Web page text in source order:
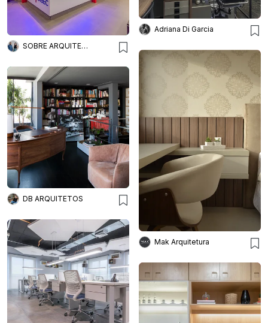
Adriana Di Garcia
SOBRE ARQUITETURA
Mak Arquitetura
DB ARQUITETOS